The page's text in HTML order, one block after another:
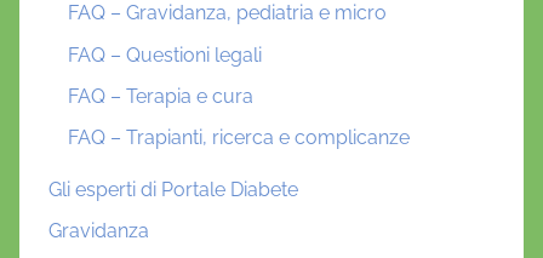
FAQ – Gravidanza, pediatria e micro
FAQ – Questioni legali
FAQ – Terapia e cura
FAQ – Trapianti, ricerca e complicanze
Gli esperti di Portale Diabete
Gravidanza